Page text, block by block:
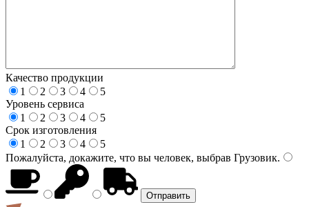
Качество продукции
1
2 3 4
5
Уровень сервиса
1
2 3 4
5
Срок изготовления
1
2 3 4
5
Пожалуйста, докажите, что вы человек, выбрав Грузовик.